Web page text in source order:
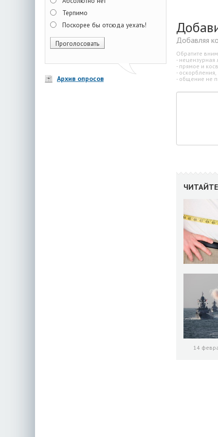
Терпимо
Поскорее бы отсюда уехать!
Архив опросов
Добавляя
Обратите
-
- прямое и
-
- общение не
14